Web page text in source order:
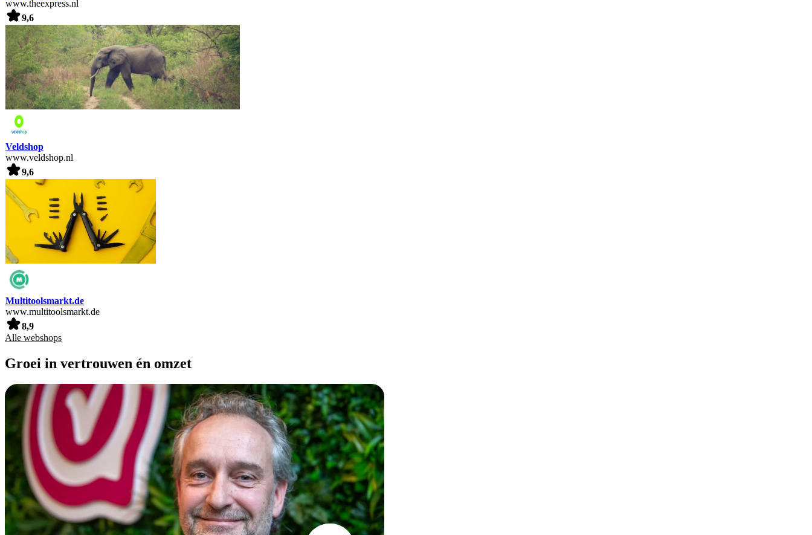
www.theexpress.nl
9,6
Veldshop
www.veldshop.nl
9,6
Multitoolsmarkt.de
www.multitoolsmarkt.de
8,9
Alle webshops
Groei in vertrouwen én omzet